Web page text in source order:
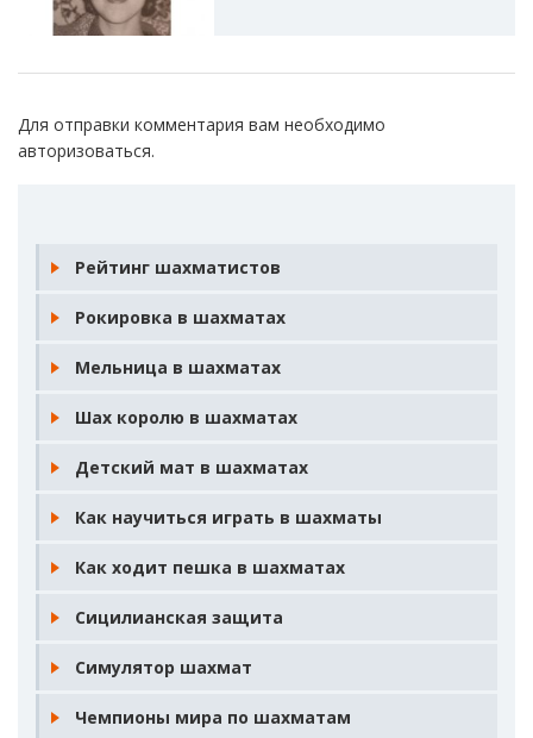
Для отправки комментария вам необходимо
авторизоваться.
Рейтинг шахматистов
Рокировка в шахматах
Мельница в шахматах
Шах королю в шахматах
Детский мат в шахматах
Как научиться играть в шахматы
Как ходит пешка в шахматах
Сицилианская защита
Симулятор шахмат
Чемпионы мира по шахматам